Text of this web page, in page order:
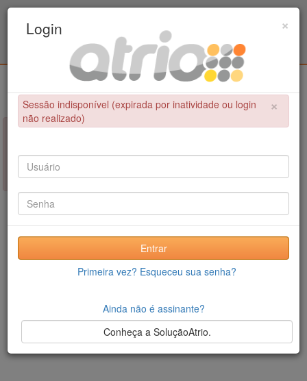
Civil / UPE
×
NÃO FOI POSSÍVEL CONCLUIR A OPERAÇÃO
Sessão indisponível (expirada por inatividade ou login não
realizado)
×
Login
×
Sessão indisponível (expirada por inatividade ou login
não realizado)
Entrar
Primeira vez? Esqueceu sua senha?
Ainda não é assinante?
Conheça a SoluçãoAtrio.